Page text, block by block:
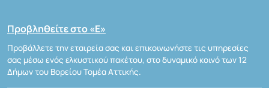
Προβληθείτε στο «Ε»
Προβάλλετε την εταιρεία σας και επικοινωνήστε τις υπηρεσίες
σας μέσω ενός ελκυστικού πακέτου, στο δυναμικό κοινό των 12
Δήμων του Βορείου Τομέα Αττικής.